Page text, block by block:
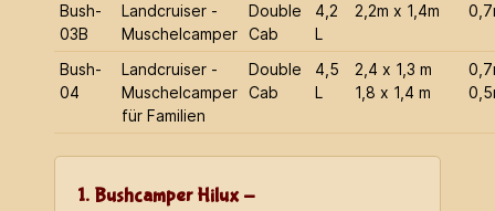
Bush-
03B
Landcruiser -
Muschelcamper
Double
Cab
4,2
L
2,2m x 1,4m
Bush-
04
Landcruiser -
Muschelcamper
für Familien
Double
Cab
4,5
L
2,4 x 1,3 m
1,8 x 1,4 m
1. Bushcamper Hilux -